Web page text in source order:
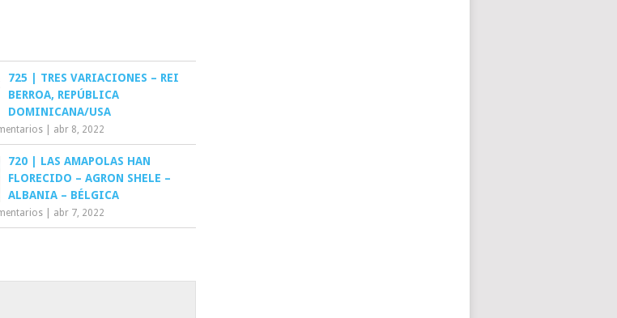
725 | TRES VARIACIONES – REI
BERROA, REPÚBLICA
DOMINICANA/USA
abr 8, 2022
720 | LAS AMAPOLAS HAN
FLORECIDO – AGRON SHELE –
ALBANIA – BÉLGICA
abr 7, 2022